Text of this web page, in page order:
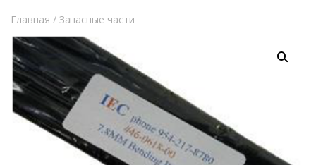
Главная / Запасные части